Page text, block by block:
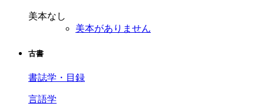
美本なし
美本がありません
古書
書誌学・目録
言語学